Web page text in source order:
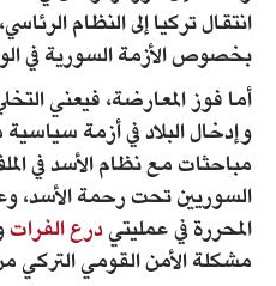
انتقال تركيا إلى النظام
بخصوص الأزمة السورية في
أما فوز المعارضة، فيعني
وإدخال البلاد في أزمة
مباحثات مع نظام الأسد في
السوريين تحت رحمة الأسد،
المحررة في عمليتيدرع الفرات
مشكلة الأمن القومي